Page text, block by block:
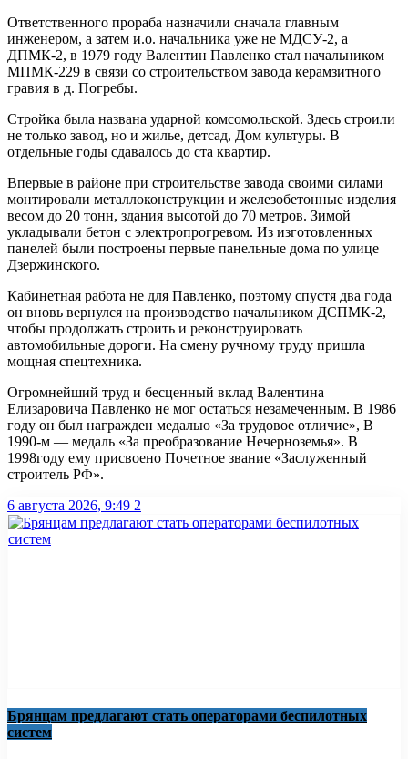
Ответственного прораба назначили сначала главным
инженером, а затем и.о. начальника уже не МДСУ-2, а
ДПМК-2, в 1979 году Валентин Павленко стал начальником
МПМК-229 в связи со строительством завода керамзитного
гравия в д. Погребы.
Стройка была названа ударной комсомольской. Здесь строили
не только завод, но и жилье, детсад, Дом культуры. В
отдельные годы сдавалось до ста квартир.
Впервые в районе при строительстве завода своими силами
монтировали металлоконструкции и железобетонные изделия
весом до 20 тонн, здания высотой до 70 метров. Зимой
укладывали бетон с электропрогревом. Из изготовленных
панелей были построены первые панельные дома по улице
Дзержинского.
Кабинетная работа не для Павленко, поэтому спустя два года
он вновь вернулся на производство начальником ДСПМК-2,
чтобы продолжать строить и реконструировать
автомобильные дороги. На смену ручному труду пришла
мощная спецтехника.
Огромнейший труд и бесценный вклад Валентина
Елизаровича Павленко не мог остаться незамеченным. В 1986
году он был награжден медалью «За трудовое отличие», В
1990-м — медаль «За преобразование Нечерноземья». В
1998году ему присвоено Почетное звание «Заслуженный
строитель РФ».
6 августа 2026, 9:49 2
Брянцам предлагают стать оперaторами бeспилотных
систeм